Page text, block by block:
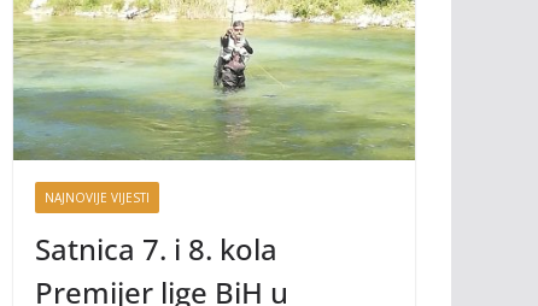
NAJNOVIJE VIJESTI
Satnica 7. i 8. kola
Premijer lige BiH u